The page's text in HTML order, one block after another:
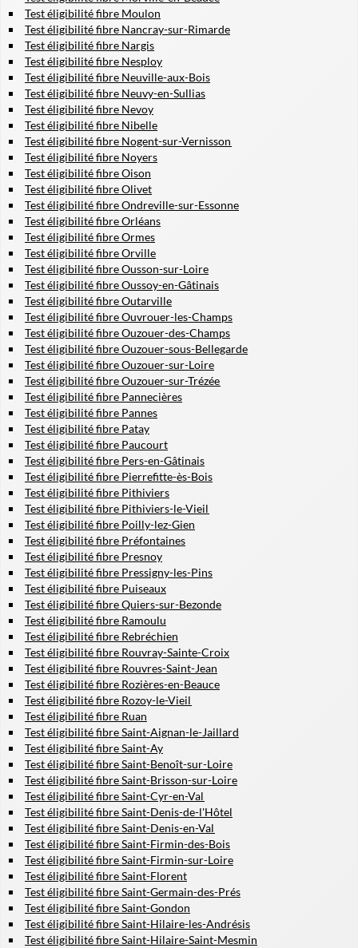
Test éligibilité fibre Moulon
Test éligibilité fibre Nancray-sur-Rimarde
Test éligibilité fibre Nargis
Test éligibilité fibre Nesploy
Test éligibilité fibre Neuville-aux-Bois
Test éligibilité fibre Neuvy-en-Sullias
Test éligibilité fibre Nevoy
Test éligibilité fibre Nibelle
Test éligibilité fibre Nogent-sur-Vernisson
Test éligibilité fibre Noyers
Test éligibilité fibre Oison
Test éligibilité fibre Olivet
Test éligibilité fibre Ondreville-sur-Essonne
Test éligibilité fibre Orléans
Test éligibilité fibre Ormes
Test éligibilité fibre Orville
Test éligibilité fibre Ousson-sur-Loire
Test éligibilité fibre Oussoy-en-Gâtinais
Test éligibilité fibre Outarville
Test éligibilité fibre Ouvrouer-les-Champs
Test éligibilité fibre Ouzouer-des-Champs
Test éligibilité fibre Ouzouer-sous-Bellegarde
Test éligibilité fibre Ouzouer-sur-Loire
Test éligibilité fibre Ouzouer-sur-Trézée
Test éligibilité fibre Pannecières
Test éligibilité fibre Pannes
Test éligibilité fibre Patay
Test éligibilité fibre Paucourt
Test éligibilité fibre Pers-en-Gâtinais
Test éligibilité fibre Pierrefitte-ès-Bois
Test éligibilité fibre Pithiviers
Test éligibilité fibre Pithiviers-le-Vieil
Test éligibilité fibre Poilly-lez-Gien
Test éligibilité fibre Préfontaines
Test éligibilité fibre Presnoy
Test éligibilité fibre Pressigny-les-Pins
Test éligibilité fibre Puiseaux
Test éligibilité fibre Quiers-sur-Bezonde
Test éligibilité fibre Ramoulu
Test éligibilité fibre Rebréchien
Test éligibilité fibre Rouvray-Sainte-Croix
Test éligibilité fibre Rouvres-Saint-Jean
Test éligibilité fibre Rozières-en-Beauce
Test éligibilité fibre Rozoy-le-Vieil
Test éligibilité fibre Ruan
Test éligibilité fibre Saint-Aignan-le-Jaillard
Test éligibilité fibre Saint-Ay
Test éligibilité fibre Saint-Benoît-sur-Loire
Test éligibilité fibre Saint-Brisson-sur-Loire
Test éligibilité fibre Saint-Cyr-en-Val
Test éligibilité fibre Saint-Denis-de-l'Hôtel
Test éligibilité fibre Saint-Denis-en-Val
Test éligibilité fibre Saint-Firmin-des-Bois
Test éligibilité fibre Saint-Firmin-sur-Loire
Test éligibilité fibre Saint-Florent
Test éligibilité fibre Saint-Germain-des-Prés
Test éligibilité fibre Saint-Gondon
Test éligibilité fibre Saint-Hilaire-les-Andrésis
Test éligibilité fibre Saint-Hilaire-Saint-Mesmin